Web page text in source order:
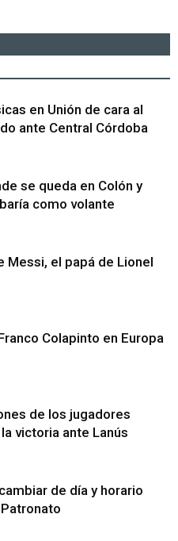
en Unión de cara al
ante Central Córdoba
se queda en Colón y
como volante
Messi, el papá de Lionel
Colapinto en Europa
de los jugadores
victoria ante Lanús
de día y horario